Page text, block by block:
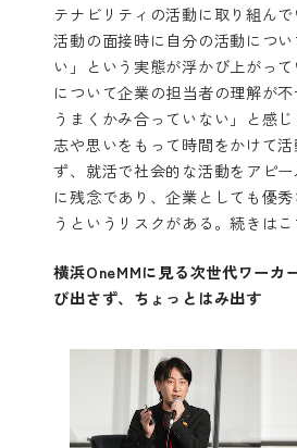
テナビリティの活動に取り組ん
活動の面接時に自分の活動につ
い」という実態が浮かび上がっ
について企業の担当者の理解が
うまくかみ合っていない」と感
志や思いをもって時間をかけて
ず、就活で社会的な活動をアピ
に残念であり、企業としても優
うというリスクがある。続きはこ
横浜OneMMに見る次世代ワー
び出さず、ちょっとはみ出す